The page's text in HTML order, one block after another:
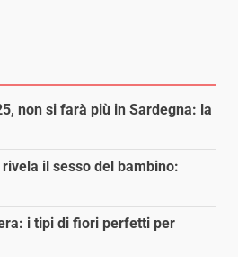
non si farà più in Sardegna: la
il sesso del bambino:
i tipi di fiori perfetti per